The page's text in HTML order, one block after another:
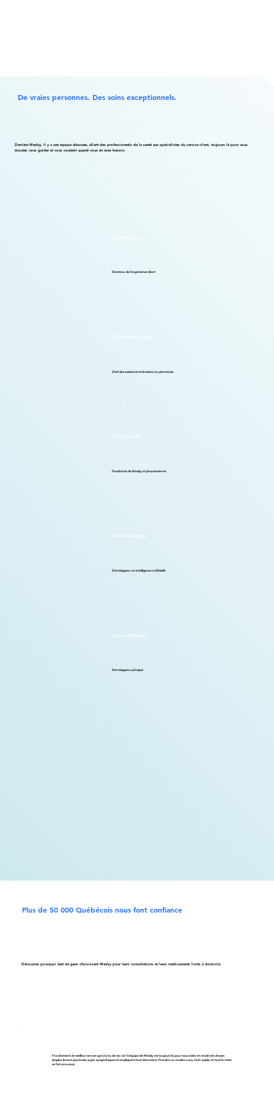
De vraies personnes. Des soins exceptionnels.
Derrière Medzy, il y a une équipe dévouée, allant des professionnels de la santé aux spécialistes du service client, toujours là pour vous
écouter, vous guider et vous soutenir quand vous en avez besoin.
Directeur de l'expérience client
Geneviève Dupuy
Chef des assistants techniciens en pharmacie
Sonia Boutin
Fondatrice de Medzy et pharmacienne
Alex Boulanger
Développeur en intelligence artificielle
Vincent Martel
Développeur principal
Plus de 50 000 Québécois nous font confiance
Découvrez pourquoi tant de gens choisissent Medzy pour leurs consultations et leurs médicaments livrés à domicile.
Franchement, le meilleur service que j’ai eu de ma vie ! L’équipe de Medzy est toujours là pour nous aider et rendre les choses
simples. Ils sont ponctuels, super sympathiques et expliquent tout clairement. Prendre un rendez-vous, c’est rapide, et tout le reste
se fait sans souci.